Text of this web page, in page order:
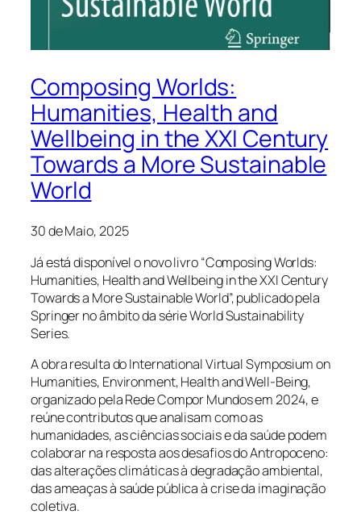
Composing Worlds:
Humanities, Health and
Wellbeing in the XXI Century
Towards a More Sustainable
World
30 de Maio, 2025
Já está disponível o novo livro “Composing Worlds:
Humanities, Health and Wellbeing in the XXI Century
Towards a More Sustainable World”, publicado pela
Springer no âmbito da série World Sustainability
Series.
A obra resulta do International Virtual Symposium on
Humanities, Environment, Health and Well-Being,
organizado pela Rede Compor Mundos em 2024, e
reúne contributos que analisam como as
humanidades, as ciências sociais e da saúde podem
colaborar na resposta aos desafios do Antropoceno:
das alterações climáticas à degradação ambiental,
das ameaças à saúde pública à crise da imaginação
coletiva.